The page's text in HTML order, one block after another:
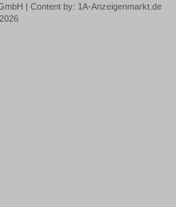
| Content by: 1A-Anzeigenmarkt.de